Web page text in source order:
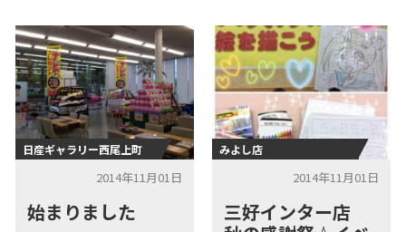
日産ギャラリー西尾上町
2014年11月01日
始まりました
みよし店
2014年11月01日
三好インター店